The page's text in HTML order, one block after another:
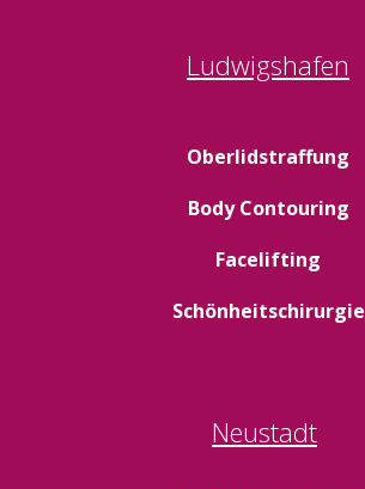
Ludwigshafen
Oberlidstraffung
Body Contouring
Facelifting
Schönheitschirurgie
Neustadt